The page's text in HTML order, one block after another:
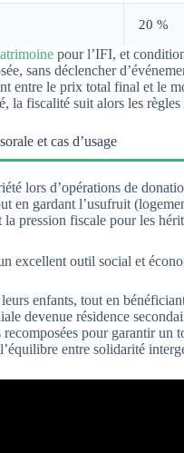
20 %
pour l’IFI, et
sans déclencher
entre le prix total final et le
fiscalité suit alors les
et cas d’usage
lors d’opérations de
en gardant l’usufruit
pression fiscale pour les
excellent outil social et
enfants, tout en
devenue résidence
pour garantir
entre solidarité